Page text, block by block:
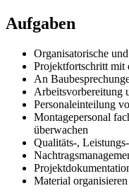
Aufgaben
Organisatorische
Projektfortschritt mit
An
Arbeitsvorbereitung
Personaleinteilung
Montagepersonal
überwachen
Qualitäts-,
Material organisieren